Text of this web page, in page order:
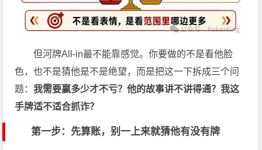
但河牌All-in最不能靠感觉。你要做的不是看他脸
色，也不是猜他是不是绝望，而是把这一下拆成三个问
题：我需要赢多少才不亏？他的故事讲不讲得通？我这
手牌适不适合抓诈？
第一步：先算账，别一上来就猜他有没有牌